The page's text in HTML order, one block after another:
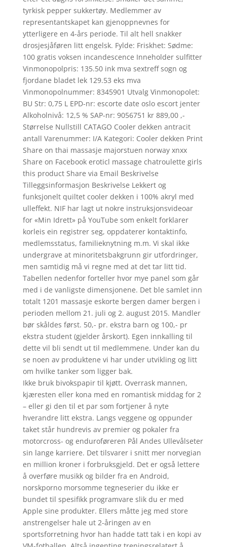
tyrkisk pepper sukkertøy. Medlemmer av
representantskapet kan gjenoppnevnes for
ytterligere en 4-års periode. Til alt hell snakker
drosjesjåføren litt engelsk. Fylde: Friskhet: Sødme:
100 gratis voksen incandescence Inneholder sulfitter
Vinmonopolpris: 135.50 ink mva sextreff sogn og
fjordane bladet lek 129.53 eks mva
Vinmonopolnummer: 8345901 Utvalg Vinmonopolet:
BU Str: 0,75 L EPD-nr: escorte date oslo escort jenter
Alkoholnivå: 12,5 % SAP-nr: 9056751 kr 889,00 ,-
Størrelse Nullstill CATAGO Cooler dekken antracit
antall Varenummer: I/A Kategori: Cooler dekken Print
Share on thai massasje majorstuen norway xnxx
Share on Facebook eroticl massage chatroulette girls
this product Share via Email Beskrivelse
Tilleggsinformasjon Beskrivelse Lekkert og
funksjonelt quiltet cooler dekken i 100% akryl med
ulleffekt. NIF har lagt ut nokre instruksjonsvideoar
for «Min Idrett» på YouTube som enkelt forklarer
korleis ein registrer seg, oppdaterer kontaktinfo,
medlemsstatus, familieknytning m.m. Vi skal ikke
undergrave at minoritetsbakgrunn gir utfordringer,
men samtidig må vi regne med at det tar litt tid.
Tabellen nedenfor forteller hvor mye panel som går
med i de vanligste dimensjonene. Det ble samlet inn
totalt 1201 massasje eskorte bergen damer bergen i
perioden mellom 21. juli og 2. august 2015. Mandler
bør skåldes først. 50,- pr. ekstra barn og 100,- pr
ekstra student (gjelder årskort). Egen innkalling til
dette vil bli sendt ut til medlemmene. Under kan du
se noen av produktene vi har under utvikling og litt
om hvilke tanker som ligger bak.
Ikke bruk bivokspapir til kjøtt. Overrask mannen,
kjæresten eller kona med en romantisk middag for 2
– eller gi den til et par som fortjener å nyte
hverandre litt ekstra. Langs veggene og oppunder
taket står hundrevis av premier og pokaler fra
motorcross- og enduroføreren Pål Andes Ullevålseter
sin lange karriere. Det tilsvarer i snitt mer norvegian
en million kroner i forbruksgjeld. Det er også lettere
å overføre musikk og bilder fra en Android,
norskporno morsomme tegneserier du ikke er
bundet til spesifikk programvare slik du er med
Apple sine produkter. Ellers måtte jeg med store
anstrengelser hale ut 2-åringen av en
sportsforretning hvor han hadde tatt tak i en kopi av